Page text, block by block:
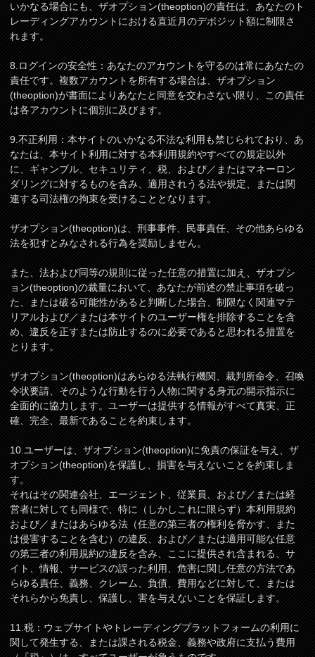
いかなる場合にも、ザオプション(theoption)の責任は、あなたのト
レーディングアカウントにおける直近月のデポジット額に制限さ
れます。
8.ログインの安全性：あなたのアカウントを守るのは常にあなたの
責任です。複数アカウントを所有する場合は、ザオプション
(theoption)が書面によりあなたと同意を交わさない限り、この責任
は各アカウントに個別に及びます。
9.不正利用：本サイトのいかなる不法な利用も禁じられており、あ
なたは、本サイト利用に対する本利用規約やすべての規定以外
に、ギャンブル、セキュリティ、税、および／またはマネーロン
ダリングに対するものを含み、適用されうる法や規定、または関
連する司法権の拘束を受けることとなります。
ザオプション(theoption)は、刑事事件、民事責任、その他あらゆる
法を犯すとみなされる行為を奨励しません。
また、法および同等の規則に従った任意の措置に加え、ザオプシ
ョン(theoption)の裁量において、あなたが前述の禁止事項を破っ
た、または破る可能性があると判断した場合、制限なく関連マテ
リアルおよび／または本サイトのユーザー権を排除することを含
め、違反を正すまたは防止するのに必要であると思われる措置を
とります。
ザオプション(theoption)はあらゆる法執行機関、裁判所命令、召喚
令状要請、そのような行動を行う人物に関する身元の開示指示に
全面的に協力します。ユーザーは提供する情報がすべて真実、正
確、完全、最新であることを約束します。
10.ユーザーは、ザオプション(theoption)に免責の保証を与え、ザ
オプション(theoption)を保護し、損害を与えないことを約束しま
す。
それはその関連会社、エージェント、従業員、および／または経
営者に対しても同様で、特に（しかしこれに限らず）本利用規約
および／またはあらゆる法（任意の第三者の権利を脅かす、また
は侵害することを含む）の違反、および／または適用可能な任意
の第三者の利用規約の違反を含み、ここに提供され含まれる、サ
イト、情報、サービスの誤った利用、危害に関し任意の方法であ
らゆる責任、義務、クレーム、負債、費用などに対して、または
それらから免責し、保護し、害を与えないことを保証します。
11.税：ウェブサイトやトレーディングプラットフォームの利用に
関して発生する、または課される税金、義務や政府に支払う費用